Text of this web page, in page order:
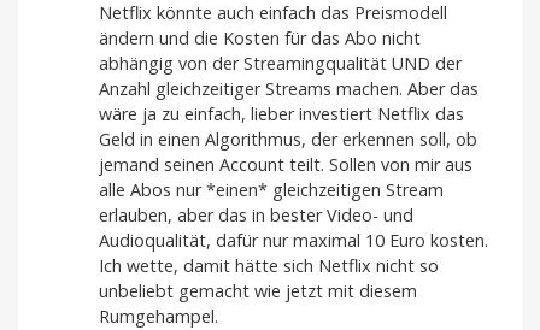
Netflix könnte auch einfach das Preismodell
ändern und die Kosten für das Abo nicht
abhängig von der Streamingqualität UND der
Anzahl gleichzeitiger Streams machen. Aber das
wäre ja zu einfach, lieber investiert Netflix das
Geld in einen Algorithmus, der erkennen soll, ob
jemand seinen Account teilt. Sollen von mir aus
alle Abos nur *einen* gleichzeitigen Stream
erlauben, aber das in bester Video- und
Audioqualität, dafür nur maximal 10 Euro kosten.
Ich wette, damit hätte sich Netflix nicht so
unbeliebt gemacht wie jetzt mit diesem
Rumgehampel.